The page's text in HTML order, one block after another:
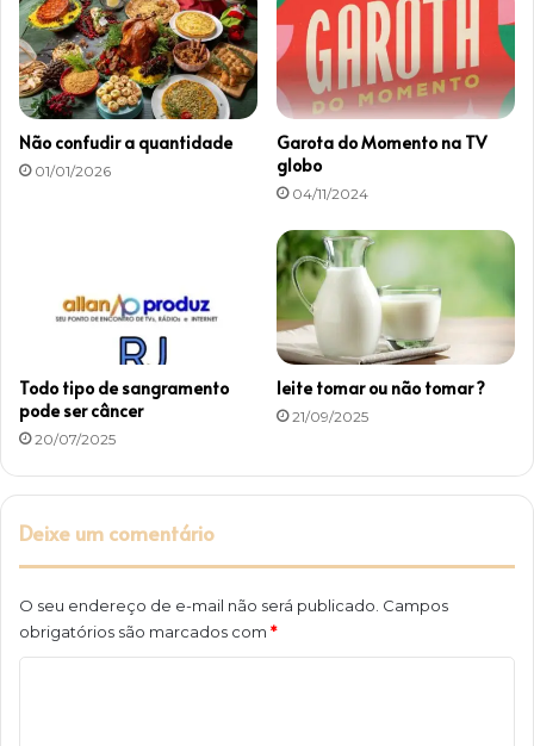
d
e
p
e
o
2
0
2
6
Não confudir a quantidade
01/01/2026
Garota do Momento na TV
globo
04/11/2024
Todo tipo de sangramento
pode ser câncer
20/07/2025
leite tomar ou não tomar ?
21/09/2025
Deixe um comentário
O seu endereço de e-mail não será publicado. Campos
obrigatórios são marcados com *